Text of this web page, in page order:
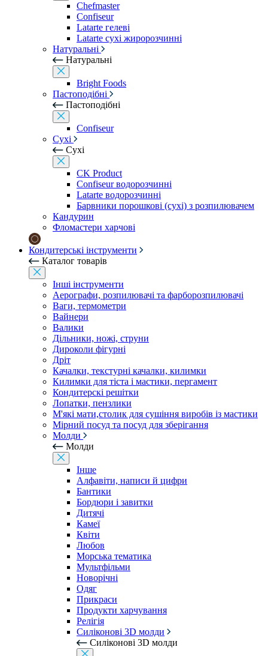
Chefmaster
Confiseur
Latarte гелеві
Latarte сухі жиророзчинні
Натуральні
Натуральні
Bright Foods
Пастоподібні
Пастоподібні
Confiseur
Сухі
Сухі
CK Product
Confiseur водорозчинні
Latarte водорозчинні
Барвники порошкові (сухі) з розпилювачем
Кандурин
Фломастери харчові
Кондитерські інструменти
Каталог товарів
Інші інструменти
Аерографи, розпилювачі та фарборозпилювачі
Ваги, термометри
Вайнери
Валики
Дільники, ножі, струни
Дироколи фігурні
Дріт
Качалки, текстурні качалки, килимки
Килимки для тіста і мастики, пергамент
Кондитерскі решітки
Лопатки, пензлики
М'які мати,столик для сушіння виробів із мастики
Мірний посуд та посуд для зберігання
Молди
Молди
Інше
Алфавіти, написи й цифри
Бантики
Бордюри і завитки
Дитячі
Камеї
Квіти
Любов
Морська тематика
Мультфільми
Новорічні
Одяг
Прикраси
Продукти харчування
Релігія
Силіконові 3D молди
Силіконові 3D молди